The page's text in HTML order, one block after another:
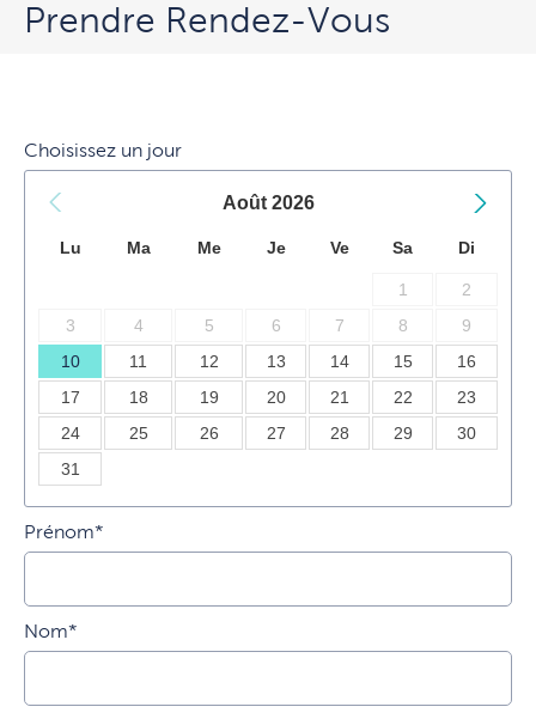
Prendre Rendez-Vous
Choisissez un jour
Août 2026
Lu Ma Me Je Ve Sa Di
1
2
3
4 5 6 7 8
9
10
11 12 13 14 15
16
17
18 19 20 21 22
23
24
25 26 27 28 29
30
31
Prénom*
Nom*